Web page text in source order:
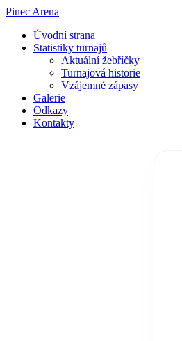
Pinec Arena
Úvodní strana
Statistiky turnajů
Aktuální žebříčky
Turnajová historie
Vzájemné zápasy
Galerie
Odkazy
Kontakty